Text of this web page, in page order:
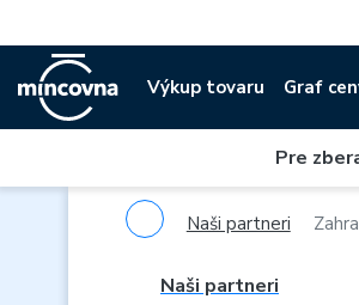
Výkup tovaru Graf
Pre
Naši partneri
Naši partneri